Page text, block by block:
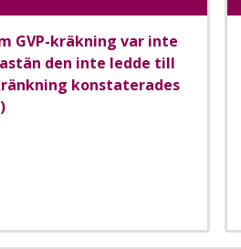
GVP-kräkning var inte
den inte ledde till
konstaterades